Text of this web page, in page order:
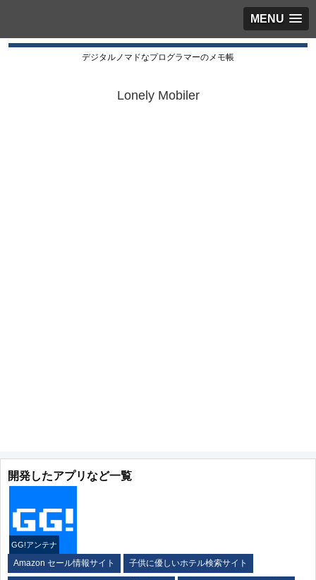
MENU
デジタルノマドなプログラマーのメモ帳
Lonely Mobiler
開発したアプリなど一覧
GG!アンテナ
Amazon セール情報サイト 子供に優しいホテル検索サイト